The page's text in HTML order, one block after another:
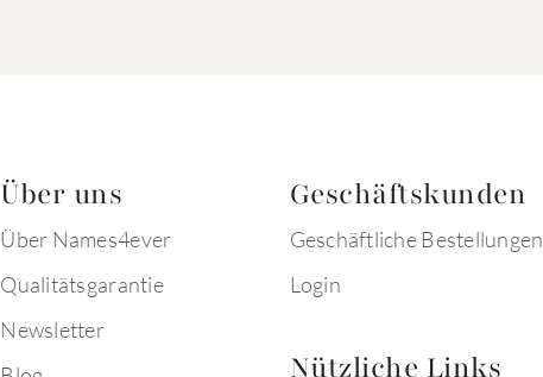
Über uns
Über Names4ever
Qualitätsgarantie
Newsletter
Geschäftskunden
Geschäftliche Bestellungen
Login
Nützliche Links